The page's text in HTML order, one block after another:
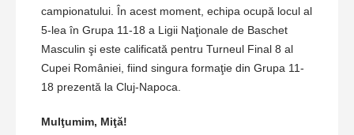
campionatului. În acest moment, echipa ocupă locul al
5-lea în Grupa 11-18 a Ligii Naţionale de Baschet
Masculin şi este calificată pentru Turneul Final 8 al
Cupei României, fiind singura formaţie din Grupa 11-
18 prezentă la Cluj-Napoca.
Mulţumim, Miţă!